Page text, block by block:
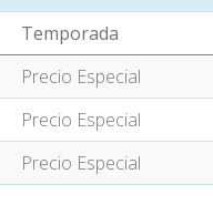
Temporada
Precio Especial
Precio Especial
Precio Especial